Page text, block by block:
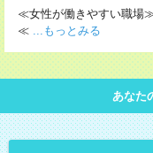
≪女性が働きやすい職場
≪ ...もっとみる
あなた